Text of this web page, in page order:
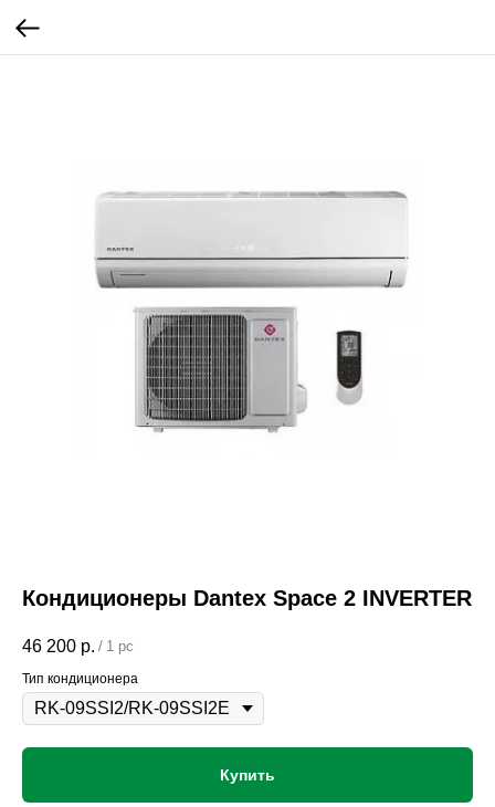
Кондиционеры Dantex Space 2 INVERTER
46 200 р. / 1 pc
Тип кондиционера
Купить